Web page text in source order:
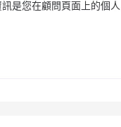
是您在顧問頁面上的個人